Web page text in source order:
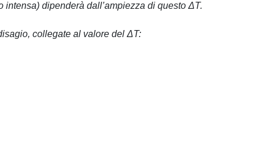
dipenderà dall’ampiezza di questo ΔT.
collegate al valore del ΔT: